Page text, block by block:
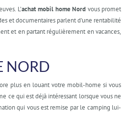
L’achat mobil home Nord vous promet
et documentaires parlent d'une rentabilité
et en partant régulièrement en vacances,
NORD
plus en louant votre mobil-home si vous
ce qui est déjà intéressant lorsque vous ne
qui vous est remise par le camping lui-